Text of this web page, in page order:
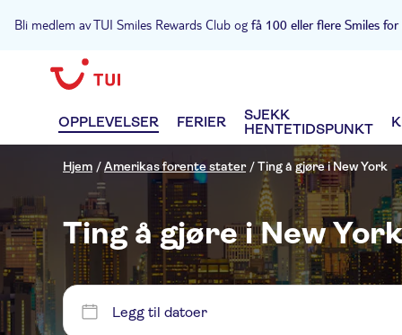
Bli medlem av TUI Smiles Rewards Club og få 100 eller flere Smiles for
OPPLEVELSER FERIER
SJEKK
HENTETIDSPUNKT
Hjem /Amerikas forente stater /Ting å gjøre i New York
Ting å gjøre i New York
Legg til datoer